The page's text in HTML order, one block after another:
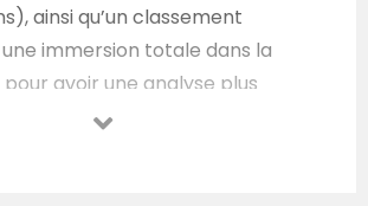
ainsi qu’un classement
immersion totale dans la
avoir une analyse plus
performance.